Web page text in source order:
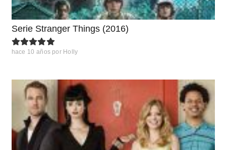
Serie Stranger Things (2016)
hace 10 años por Holly